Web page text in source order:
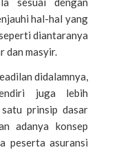
hal-hal yang
diantaranya
dan masyir.
didalamnya,
juga lebih
prinsip dasar
adanya konsep
peserta asuransi